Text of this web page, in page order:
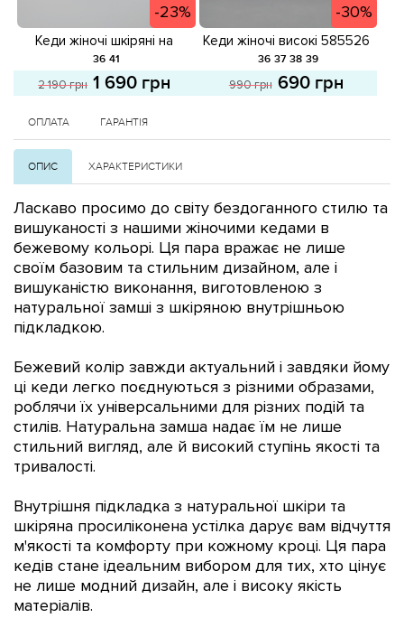
-23%
Кеди жіночі шкіряні на
липучках 585119 Чорні
розпродаж
36 41
2 190 грн 1 690 грн
-30%
Кеди жіночі високі 585526
Білі розпродаж
36 37 38 39
990 грн 690 грн
ОПЛАТА ГАРАНТІЯ
ОПИС ХАРАКТЕРИСТИКИ
Ласкаво просимо до світу бездоганного стилю та
вишуканості з нашими жіночими кедами в
бежевому кольорі. Ця пара вражає не лише
своїм базовим та стильним дизайном, але і
вишуканістю виконання, виготовленою з
натуральної замші з шкіряною внутрішньою
підкладкою.
Бежевий колір завжди актуальний і завдяки йому
ці кеди легко поєднуються з різними образами,
роблячи їх універсальними для різних подій та
стилів. Натуральна замша надає їм не лише
стильний вигляд, але й високий ступінь якості та
тривалості.
Внутрішня підкладка з натуральної шкіри та
шкіряна просиліконена устілка дарує вам відчуття
м'якості та комфорту при кожному кроці. Ця пара
кедів стане ідеальним вибором для тих, хто цінує
не лише модний дизайн, але і високу якість
матеріалів.